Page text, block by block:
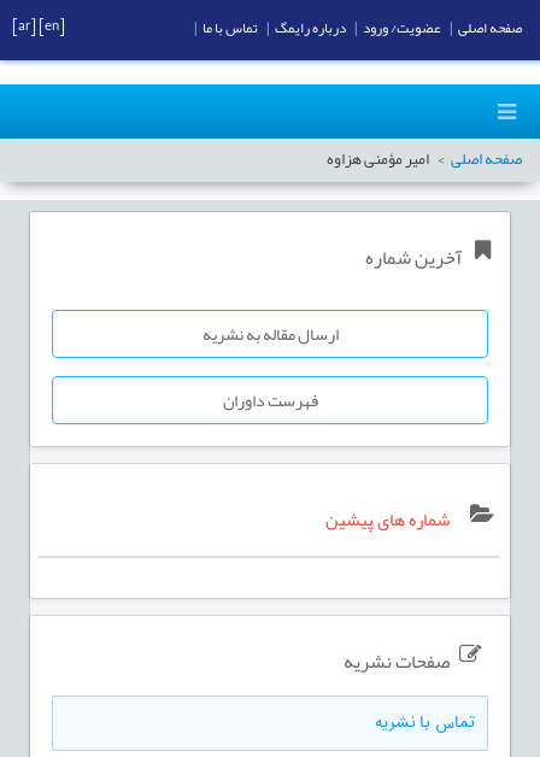
صفحه اصلی امیر مؤمنی هزاوه
آخرین شماره
ارسال مقاله به نشریه
فهرست داوران
شماره های پیشین
صفحات نشریه
تماس با نشریه
صفحه اصلی عضویت/ ورود درباره رایمگ تماس با ما [ar]